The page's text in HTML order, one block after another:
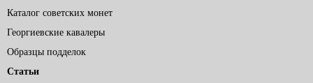
Каталог советских монет
Георгиевские кавалеры
Образцы подделок
Статьи